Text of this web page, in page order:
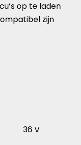
op te laden
zijn
36 V